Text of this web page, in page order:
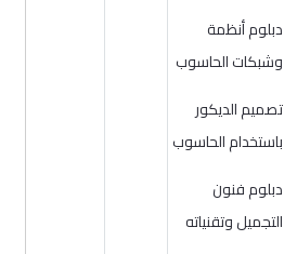
دبلوم أنظمة
وشبكات الحاسوب
تصميم الديكور
باستخدام الحاسوب
دبلوم فنون
التجميل وتقنياته